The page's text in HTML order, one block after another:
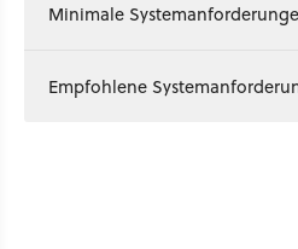
Minimale
Empfohlene